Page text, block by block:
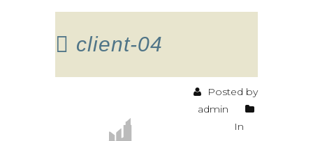
client-04
Posted by
admin
In